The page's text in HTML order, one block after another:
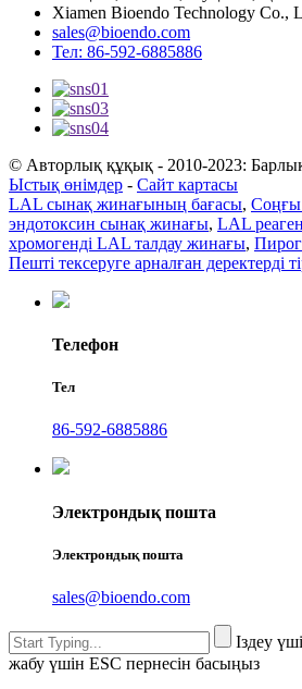
Xiamen Bioendo Technology Co.,
sales@bioendo.com
Тел: 86-592-6885886
© Авторлық құқық - 2010-2023:
Ыстық өнімдер - Сайт картасы
LAL сынақ жинағының бағасы, Соңғы
эндотоксин сынақ жинағы, LAL
хромогенді LAL талдау жинағы,
Пешті тексеруге арналған деректерді
Телефон
Тел
86-592-6885886
Электрондық пошта
Электрондық пошта
sales@bioendo.com
Іздеу
жабу үшін ESC пернесін басыңыз